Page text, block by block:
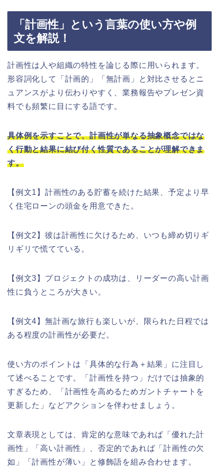
「計画性」という言葉の使い方や例
文を解説！
計画性は人や組織の特性を論じる際に用いられます。
形容詞化して「計画的」「無計画」と対比させるとニ
ュアンスがより伝わりやすく、業務報告やプレゼン資
料でも頻繁に目にする語です。
具体例を示すことで、計画性が単なる抽象概念ではな
く行動と結果に結び付く性質であることが理解できま
す。
【例文1】計画性のある貯蓄を続けた結果、予定より早
く住宅ローンの頭金を用意できた。
【例文2】彼は計画性に欠けるため、いつも締め切りギ
リギリで慌てている。
【例文3】プロジェクトの成功は、リーダーの高い計画
性に負うところが大きい。
【例文4】無計画な旅行も楽しいが、限られた日程では
ある程度の計画性が必要だ。
使い方のポイントは「具体的な行為＋結果」に注目し
て述べることです。「計画性を持つ」だけでは抽象的
すぎるため、「計画性を高めるためガントチャートを
更新した」などアクションを伴わせましょう。
文章表現としては、肯定的な意味であれば「優れた計
画性」「高い計画性」、否定的であれば「計画性の欠
如」「計画性が薄い」と修飾語を組み合わせます。